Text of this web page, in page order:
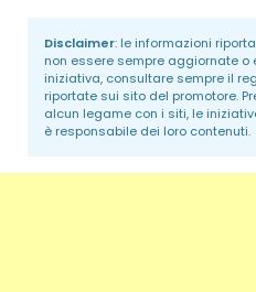
Disclaimer: le informazioni
non essere sempre aggiornate o
iniziativa, consultare sempre il
riportate sui sito del promotore.
alcun legame con i siti, le
è responsabile dei loro contenuti.